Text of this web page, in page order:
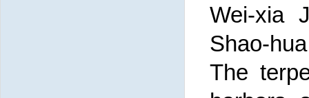
Wei-xia
Shao-
The